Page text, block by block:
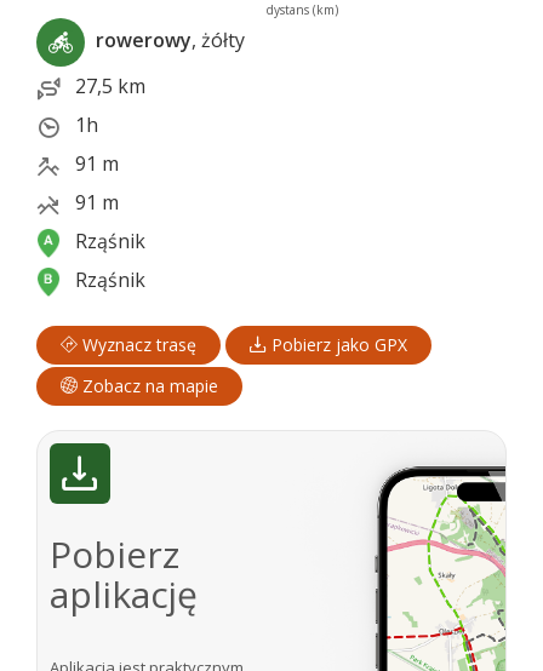
dystans (km)
rowerowy, żółty
27,5 km
1h
91 m
91 m
Rząśnik
Rząśnik
Wyznacz trasę
Pobierz jako GPX
Zobacz na mapie
Pobierz
aplikację